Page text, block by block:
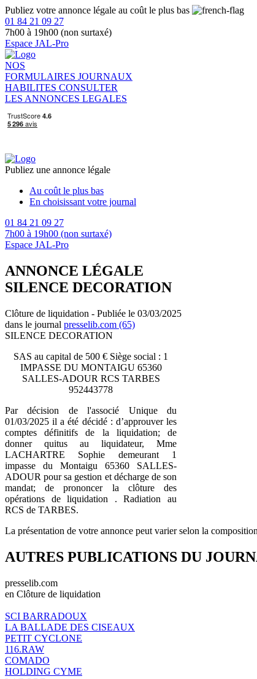
Publiez votre annonce légale au coût le plus bas
01 84 21 09 27
7h00 à 19h00 (non surtaxé)
Espace JAL-Pro
NOS
FORMULAIRES JOURNAUX
HABILITES CONSULTER
LES ANNONCES LEGALES
Publiez une annonce légale
Au coût le plus bas
En choisissant votre journal
01 84 21 09 27
7h00 à 19h00 (non surtaxé)
Espace JAL-Pro
ANNONCE LÉGALE
SILENCE DECORATION
Clôture de liquidation - Publiée le 03/03/2025
dans le journal presselib.com (65)
SILENCE DECORATION
SAS au capital de 500 € Siège social : 1
IMPASSE DU MONTAIGU 65360
SALLES-ADOUR RCS TARBES
952443778
Par décision de l'associé Unique du
01/03/2025 il a été décidé : d’approuver les
comptes définitifs de la liquidation; de
donner quitus au liquidateur, Mme
LACHARTRE Sophie demeurant 1
impasse du Montaigu 65360 SALLES-
ADOUR pour sa gestion et décharge de son
mandat; de prononcer la clôture des
opérations de liquidation . Radiation au
RCS de TARBES.
La présentation de votre annonce peut varier selon la
AUTRES PUBLICATIONS DU
presselib.com
en Clôture de liquidation
SCI BARRADOUX
LA BALLADE DES CISEAUX
PETIT CYCLONE
116.RAW
COMADO
HOLDING CYME